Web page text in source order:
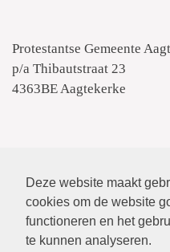
Deze website maakt
cookies om de website
functioneren en het
te kunnen analyseren.
Protestantse Gemeente
p/a Thibautstraat 23
4363BE Aagtekerke